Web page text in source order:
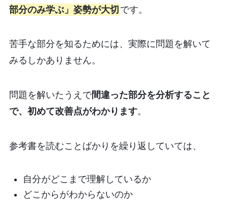
部分のみ学ぶ」姿勢が大切 です。
苦手な部分を知るためには、実際に問題を解いて
みるしかありません。
問題を解いたうえで間違った部分を分析すること
で、初めて改善点がわかります。
参考書を読むことばかりを繰り返していては、
自分がどこまで理解しているか
どこからがわからないのか